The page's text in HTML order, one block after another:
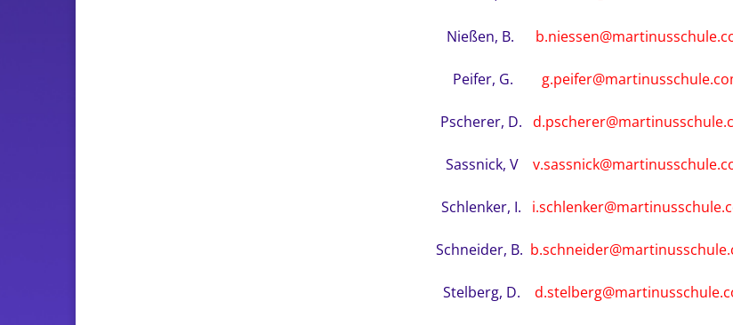
Nießen, B.
Peifer, G.
Pscherer, D.
Sassnick, V
Schlenker, I.
Schneider, B.
Stelberg, D.